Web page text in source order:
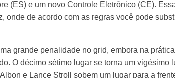
(ES) e um novo Controle Eletrônico (CE).
onde de acordo com as regras você pode
grande penalidade no grid, embora na
O décimo sétimo lugar se torna um vigésimo
e Lance Stroll sobem um lugar para a